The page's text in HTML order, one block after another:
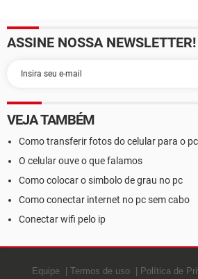
ASSINE NOSSA NEWSLETTER!
VEJA TAMBÉM
Como transferir fotos do celular para o pc
O celular ouve o que falamos
Como colocar o simbolo de grau no pc
Como conectar internet no pc sem cabo
Conectar wifi pelo ip
Equipe Termos de uso Política de